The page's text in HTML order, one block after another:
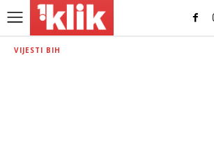
VIJESTI BIH